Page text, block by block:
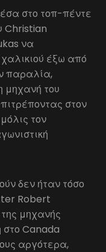
στο τοπ-πέντε
Christian
να
έξω από
παραλία,
μηχανή του
στον
τον
δεν ήταν τόσο
Robert
μηχανής
στο Canada
αργότερα,